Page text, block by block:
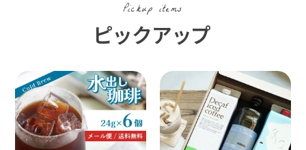
Pickup items
ピックアップ